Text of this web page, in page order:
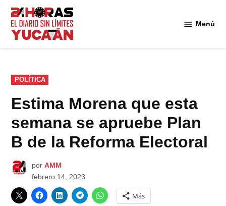
Saltar
contenido
Menú
PUBLICADO
EN
POLÍTICA
Estima Morena que esta
semana se apruebe Plan
B de la Reforma Electoral
por AMM
febrero 14, 2023
Más